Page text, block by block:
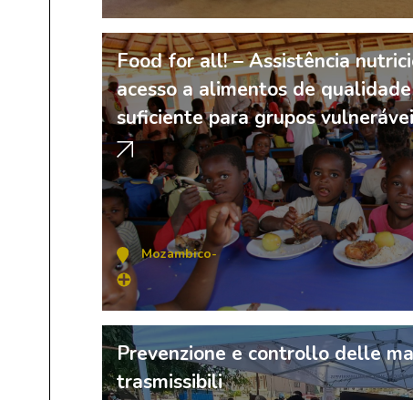
Food for all! – Assistência
acesso a alimentos de
suficiente para grupos
Mozambico-
Prevenzione e controllo delle
trasmissibili